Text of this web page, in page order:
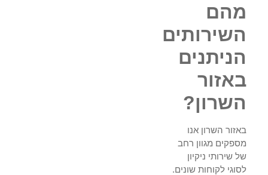
מהם
השירותים
הניתנים
באזור
השרון?
באזור השרון אנו
מספקים מגוון רחב
של שירותי ניקיון
לסוגי לקוחות שונים.